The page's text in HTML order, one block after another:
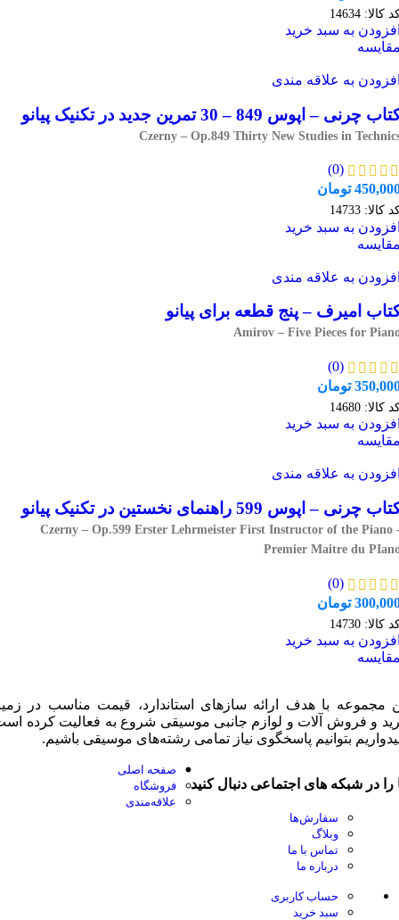
کالا: 14634
به سبد خرید
به علاقه مندی
چرنی – اپوس 849 – 30 تمرین جدید در تکنیک پیانو
Czerny – Op.849 Thirty New Studies in
(0)
تومان
کالا: 14733
به سبد خرید
به علاقه مندی
امیرف – پنج قطعه برای پیانو
Amirov – Five Pieces for
(0)
تومان
کالا: 14680
به سبد خرید
به علاقه مندی
چرنی – اپوس 599 راهنمای نخستین در تکنیک پیانو
Czerny – Op.599 Erster Lehrmeister First Instructor of the Piano
Premier Maitre du
(0)
تومان
کالا: 14730
به سبد خرید
مجموعه با هدف ارائه سازهای استاندارد، قیمت مناسب در
و فروش آلات و لوازم جانبی موسیقی شروع به فعالیت کرده
بتوانیم پاسخگوی نیاز تمامی رشته‌های موسیقی باشیم.
را در شبکه های اجتماعی دنبال کنید
صفحه اصلی
فروشگاه
علاقه‌مندی
سفارش‌ها
وبلاگ
تماس با ما
درباره ما
حساب کاربری
سبد خرید